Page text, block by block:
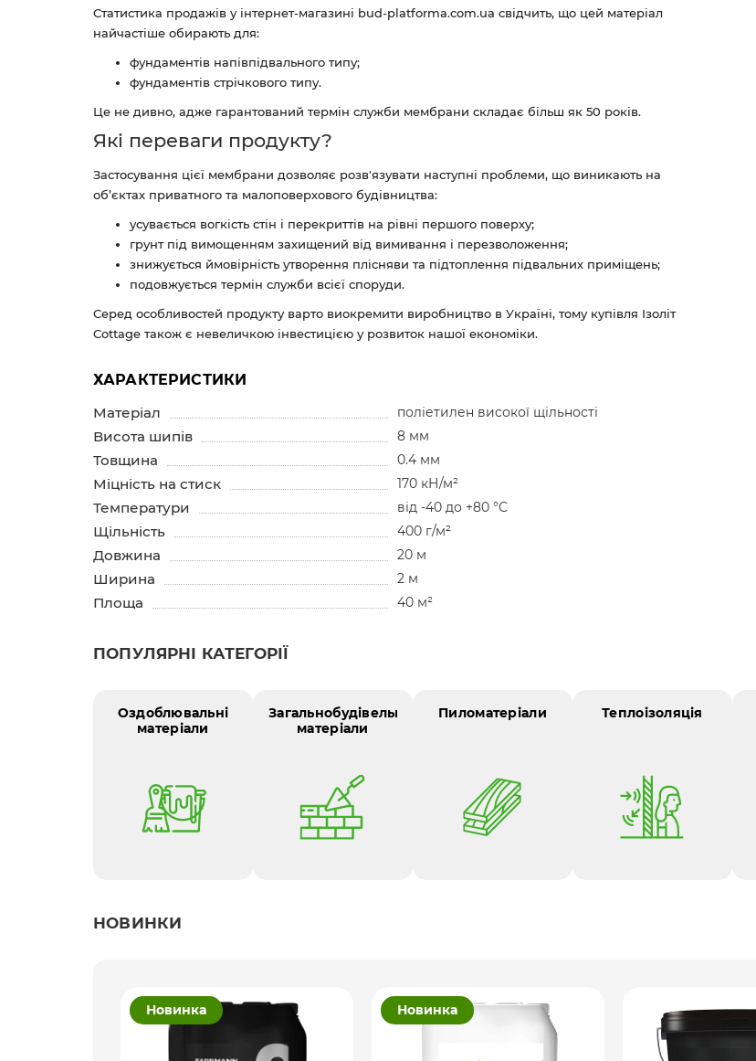
Статистика продажів у інтернет-магазині bud-platforma.com.ua свідчить, що цей матеріал
найчастіше обирають для:
фундаментів напівпідвального типу;
фундаментів стрічкового типу.
Це не дивно, адже гарантований термін служби мембрани складає більш як 50 років.
Які переваги продукту?
Застосування цієї мембрани дозволяє розв'язувати наступні проблеми, що виникають на
об’єктах приватного та малоповерхового будівництва:
усувається вогкість стін і перекриттів на рівні першого поверху;
грунт під вимощенням захищений від вимивання і перезволоження;
знижується ймовірність утворення плісняви та підтоплення підвальних приміщень;
подовжується термін служби всієї споруди.
Серед особливостей продукту варто виокремити виробництво в Україні, тому купівля Ізоліт
Cottage також є невеличкою інвестицією у розвиток нашої економіки.
ХАРАКТЕРИСТИКИ
Матеріал
поліетилен високої щільності
Висота шипів 8 мм
Товщина 0.4 мм
Міцність на стиск 170 кН/м²
Температури від -40 до +80 °С
Щільність 400 г/м²
Довжина 20 м
Ширина 2 м
Площа 40 м²
ПОПУЛЯРНІ КАТЕГОРІЇ
Оздоблювальні
матеріали
Загальнобудівельні
матеріали
Пиломатеріали Теплоізоляція
НОВИНКИ
Новинка Новинка